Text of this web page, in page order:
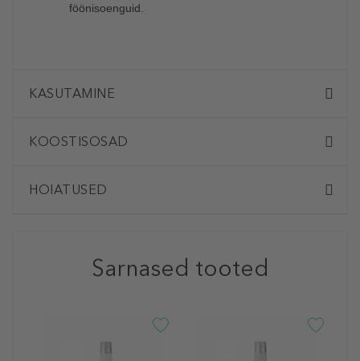
föönisoenguid.
KASUTAMINE
KOOSTISOSAD
HOIATUSED
Sarnased tooted